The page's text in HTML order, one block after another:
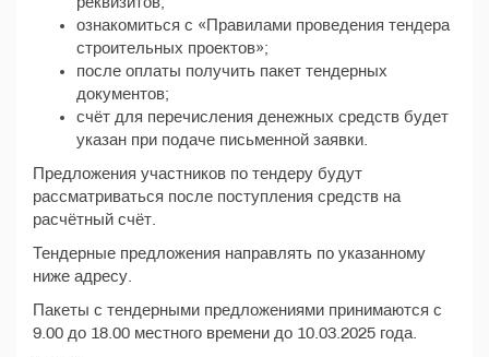
ознакомиться с «Правилами проведения тендера
строительных проектов»;
после оплаты получить пакет тендерных
документов;
счёт для перечисления денежных средств будет
указан при подаче письменной заявки.
Предложения участников по тендеру будут
рассматриваться после поступления средств на
расчётный счёт.
Тендерные предложения направлять по указанному
ниже адресу.
Пакеты с тендерными предложениями принимаются с
9.00 до 18.00 местного времени до 10.03.2025 года.